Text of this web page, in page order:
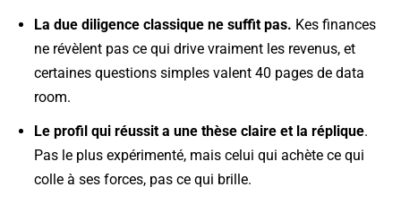
La due diligence classique ne suffit pas. Kes finances
ne révèlent pas ce qui drive vraiment les revenus, et
certaines questions simples valent 40 pages de data
room.
Le profil qui réussit a une thèse claire et la réplique.
Pas le plus expérimenté, mais celui qui achète ce qui
colle à ses forces, pas ce qui brille.